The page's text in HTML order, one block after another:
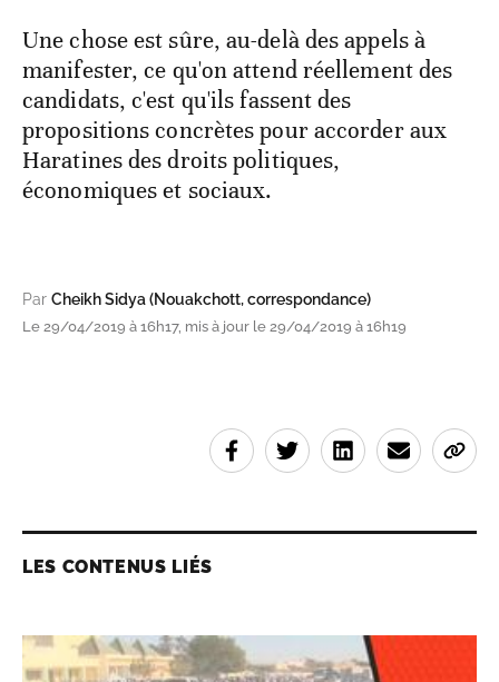
Une chose est sûre, au-delà des appels à
manifester, ce qu'on attend réellement des
candidats, c'est qu'ils fassent des
propositions concrètes pour accorder aux
Haratines des droits politiques,
économiques et sociaux.
Par Cheikh Sidya (Nouakchott, correspondance)
Le 29/04/2019 à 16h17, mis à jour le 29/04/2019 à 16h19
LES CONTENUS LIÉS